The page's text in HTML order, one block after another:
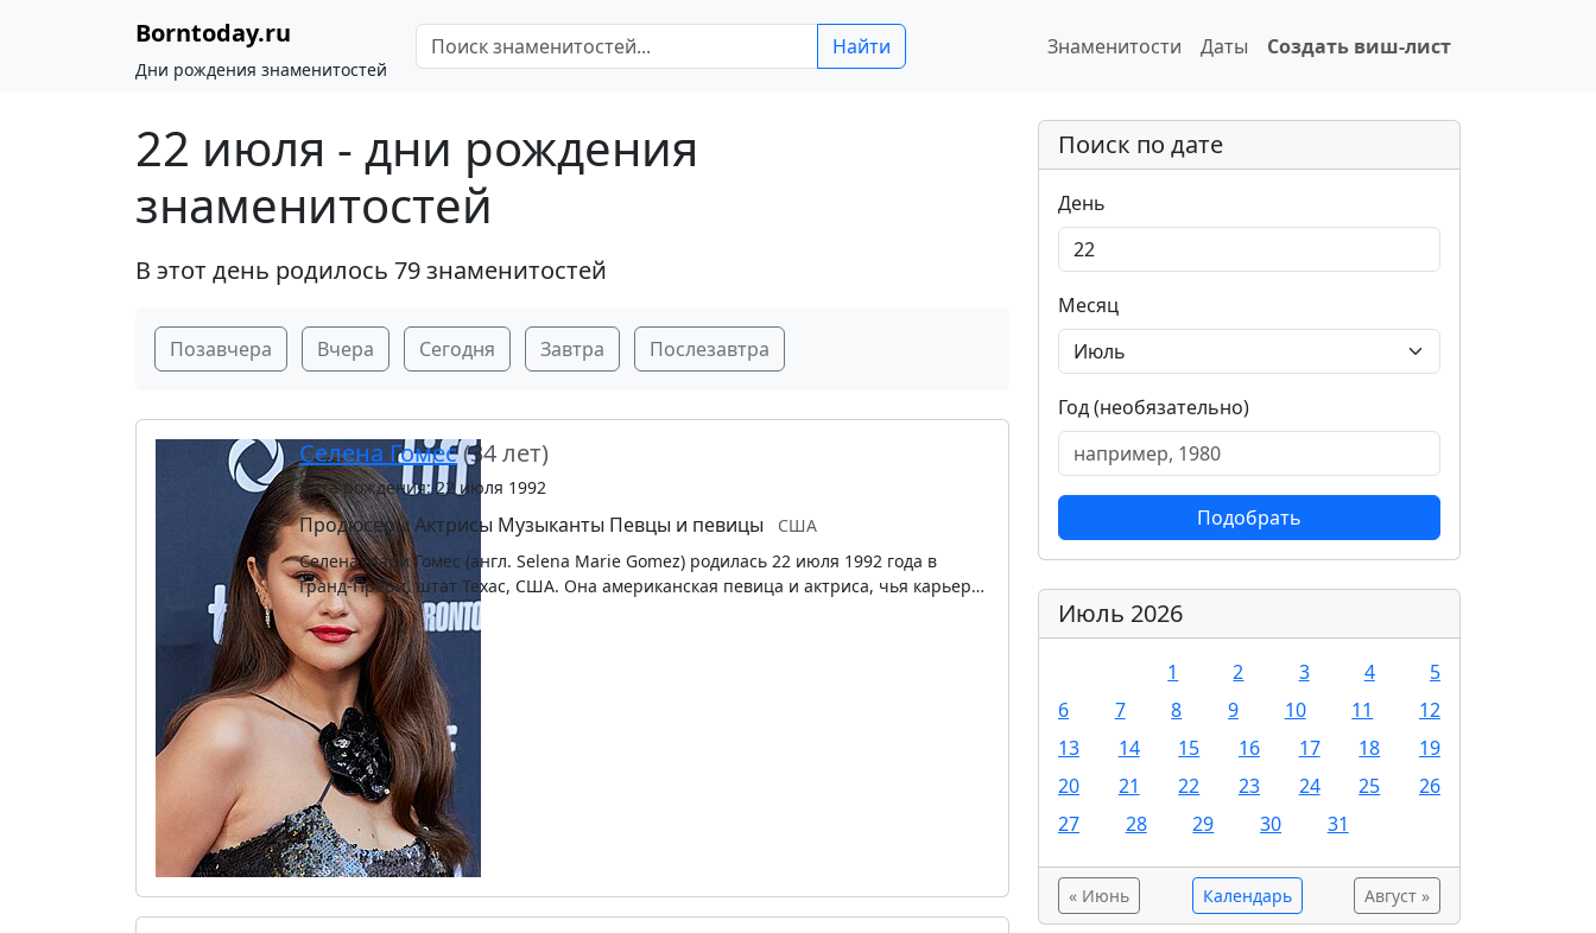
Borntoday.ru
Дни рождения знаменитостей
Найти Знаменитости Даты Создать виш-лист
22 июля - дни рождения
знаменитостей
В этот день родилось 79 знаменитостей
Позавчера Вчера Сегодня Завтра Послезавтра
Селена Гомес(34 лет)
Дата рождения: 22 июля 1992
ПродюсерыАктрисы Музыканты Певцы и певицы
США
Селена Мари Гомес (англ. Selena Marie Gomez) родилась 22 июля 1992 года в
Гранд-Прери, штат Техас, США. Она американская певица и актриса, чья карьер…
Поиск по дате
День
Месяц
Год (необязательно)
Подобрать
Июль 2026
1 2 3 4
5
6
7 8 9 10 11
12
13
14 15 16 17 18
19
20
21 22 23 24 25
26
27
28 29 30 31
« Июнь Календарь Август »